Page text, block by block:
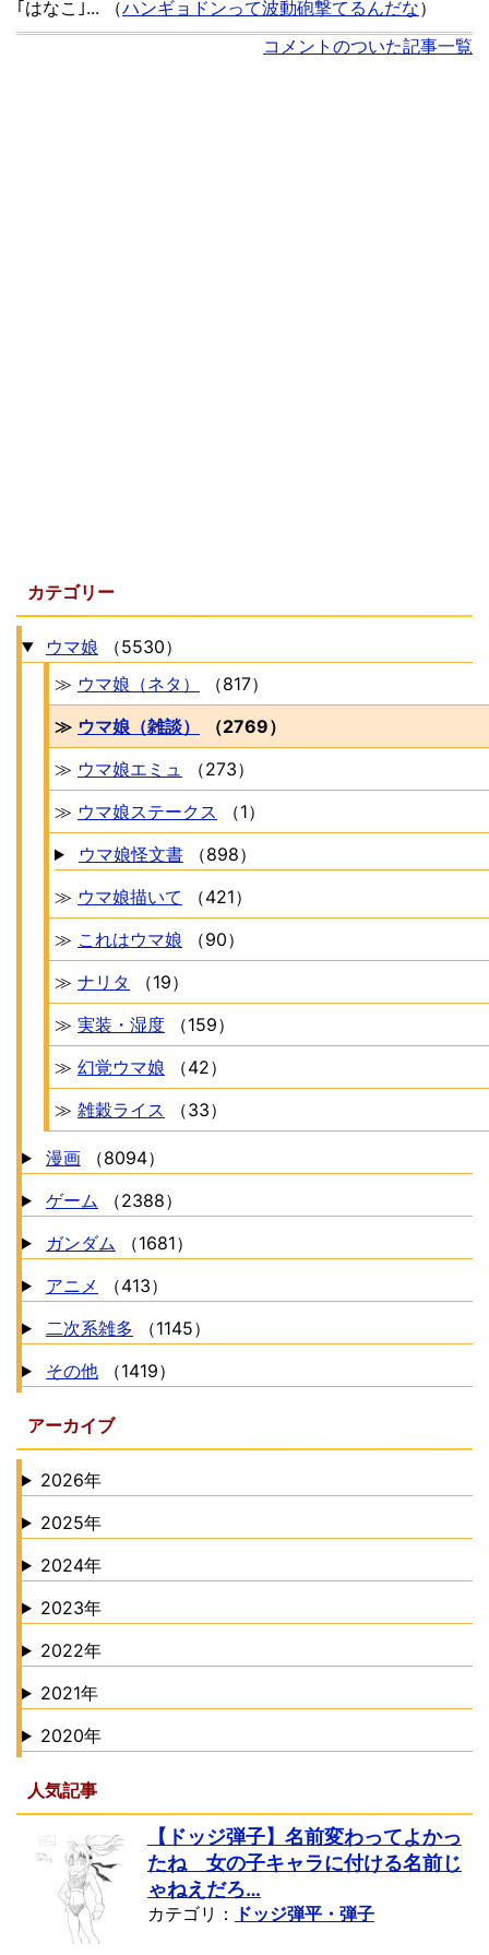
｢はなこ｣... （ハンギョドンって波動砲撃てるんだな）
コメントのついた記事一覧
カテゴリー
ウマ娘
（5530）
≫ ウマ娘（ネタ）
（817）
≫ ウマ娘（雑談）
（2769）
≫ ウマ娘エミュ
（273）
≫ ウマ娘ステークス
（1）
ウマ娘怪文書
（898）
≫ ウマ娘描いて
（421）
≫ これはウマ娘
（90）
≫ ナリタ
（19）
≫ 実装・湿度
（159）
≫ 幻覚ウマ娘
（42）
≫ 雑穀ライス （33）
漫画
（8094）
ゲーム
（2388）
ガンダム
（1681）
アニメ
（413）
二次系雑多
（1145）
その他
（1419）
アーカイブ
2026年
2025年
2024年
2023年
2022年
2021年
2020年
人気記事
【ドッジ弾子】名前変わってよかっ
たね 女の子キャラに付ける名前じ
ゃねえだろ…
カテゴリ： ドッジ弾平・弾子